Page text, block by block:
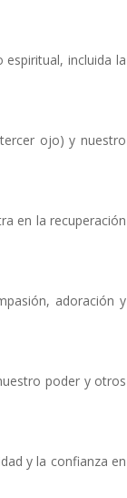
incluida la
ojo) y nuestro
en la recuperación
adoración y
poder y otros
y la confianza en